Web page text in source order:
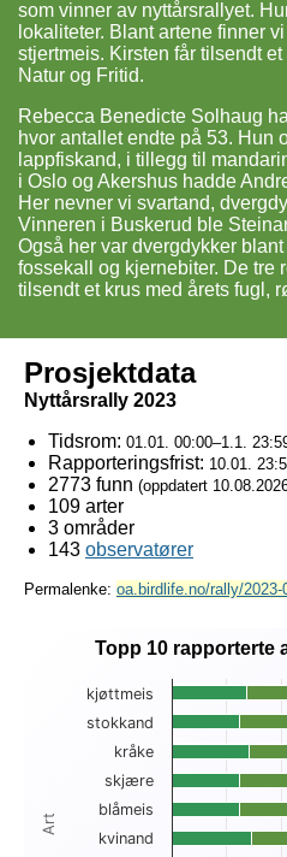
som vinner av nyttårsrallyet.
lokaliteter. Blant artene finner
stjertmeis. Kirsten får tilsendt
Natur og Fritid.
Rebecca Benedicte Solhaug
hvor antallet endte på 53. Hun
lappfiskand, i tillegg til
i Oslo og Akershus hadde
Her nevner vi svartand,
Vinneren i Buskerud ble
Også her var dvergdykker
fossekall og kjernebiter. De tre
tilsendt et krus med årets fugl,
Prosjektdata
Nyttårsrally 2023
Tidsrom: 01.01. 00:00–1.1.
Rapporteringsfrist: 10.01.
2773 funn (oppdatert
109 arter
3 områder
143 observatører
Permalenke: oa.birdlife.no/rally/2023-
Topp 10 rapporterte
Bar chart with 3 data series.
View as data table, Topp 10
The chart has 1 X axis
The chart has 1 Y axis
Art
Topp 10 rapporterte
kjøttmeis
stokkand
kråke
skjære
blåmeis
kvinand